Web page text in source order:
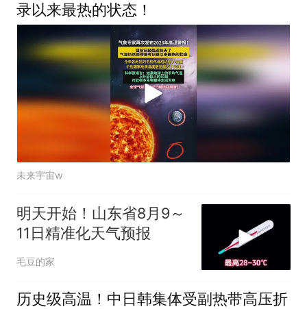
录以来最热的状态！
未来宇宙w
明天开始！山东省8月9～
11日精准化天气预报
毛豆的家
历史级高温！中日韩集体受副热带高压折